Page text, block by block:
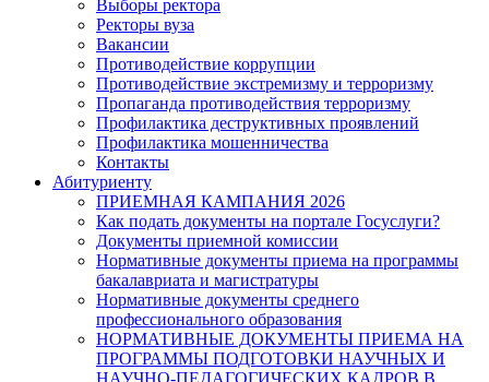
Выборы ректора
Ректоры вуза
Вакансии
Противодействие коррупции
Противодействие экстремизму и терроризму
Пропаганда противодействия терроризму
Профилактика деструктивных проявлений
Профилактика мошенничества
Контакты
Абитуриенту
ПРИЕМНАЯ КАМПАНИЯ 2026
Как подать документы на портале Госуслуги?
Документы приемной комиссии
Нормативные документы приема на программы
бакалавриата и магистратуры
Нормативные документы среднего
профессионального образования
НОРМАТИВНЫЕ ДОКУМЕНТЫ ПРИЕМА НА
ПРОГРАММЫ ПОДГОТОВКИ НАУЧНЫХ И
НАУЧНО-ПЕДАГОГИЧЕСКИХ КАДРОВ В